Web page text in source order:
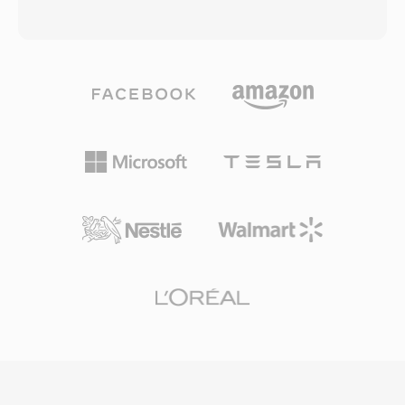
transportowy obejmuje informacje o
taktowaniu kluczowe dla utrzymania
takie jak punkty dostepu losowego do
zachowuja pelna jakosc przechwycona przez
czujnik kamery, co czyni je odpowiednimi jako
Stosowanie kompresji H.264 zapewnia
systemami produkcyjnymi i platformami.
profesjonalnych kodekow, w tym MPEG-2,
AVC-Intra, DNxHD, DNxHR, ProRes i JPEG
poziomow jakosci — od edycji proxy po
okreslajacych cech MXF, przenoszac